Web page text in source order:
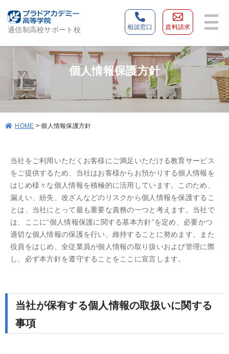
通信制高校サポート校
個人情報保護方針
HOME >個人情報保護方針
当社をご利用いただくお客様にご満足いただける教育サービス
をご提供するため、当社はお客様からお預かりする個人情報を
はじめ様々な個人情報を積極的に活用しています。このため、
漏えい、紛失、改ざんなどのリスクから個人情報を保護するこ
とは、当社にとって最も重要な責務の一つと考えます。当社で
は、ここに“個人情報保護に関する基本方針”を定め、必要かつ
適切な個人情報の保護を行い、維持することに努めます。また
役員をはじめ、全従業員が個人情報の取り扱いおよび管理に際
し、必ず本方針を遵守することをここに宣言します。
当社が保有する個人情報の取扱いに関する
事項
相談窓口 資料請求